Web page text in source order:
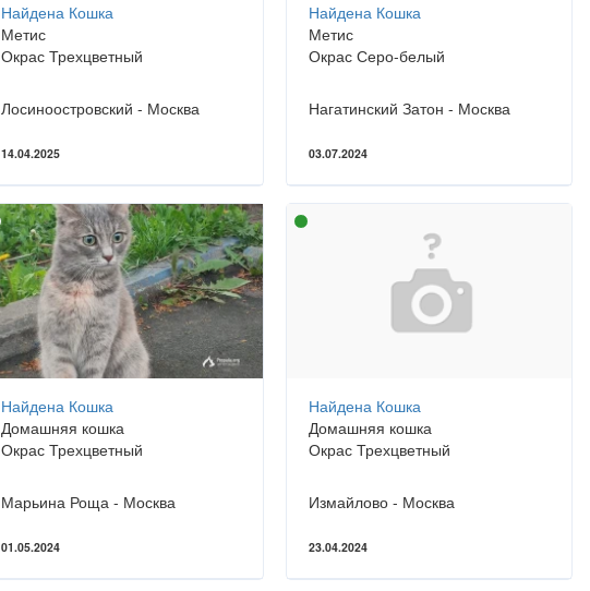
Найдена Кошка
Метис
Окрас Трехцветный
Лосиноостровский - Москва
14.04.2025
Найдена Кошка
Метис
Окрас Серо-белый
Нагатинский Затон - Москва
03.07.2024
Найдена Кошка
Домашняя кошка
Окрас Трехцветный
Марьина Роща - Москва
01.05.2024
Найдена Кошка
Домашняя кошка
Окрас Трехцветный
Измайлово - Москва
23.04.2024